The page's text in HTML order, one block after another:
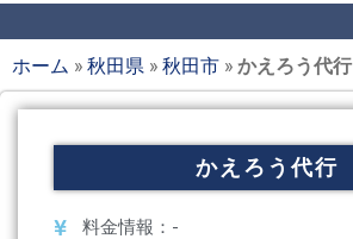
ホーム »秋田県 »秋田市 »かえろう代行
かえろう代行
料金情報：-